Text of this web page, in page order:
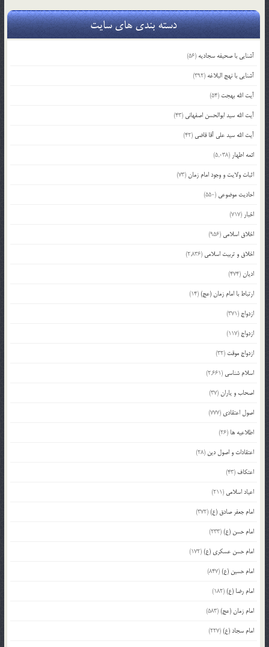
دسته بندی های سایت
آشنایی با صحیفه سجادیه (56)
آشنایی با نهج البلاغه (392)
آیت الله بهجت (54)
آیت الله سید ابوالحسن اصفهانی (43)
آیت الله سید علی آقا قاضی (42)
ائمه اطهار (5,038)
اثبات ولایت و وجود امام زمان(73)
احادیث موضوعی (550)
اخبار (717)
اخلاق اسلامی (956)
اخلاق و تربیت اسلامی (2,836)
ادیان(474)
ارتباط با امام زمان (عج)(14)
ازدواج (371)
ازدواج (117)
ازدواج موقت (32)
اسلام شناسی (2,661)
اصحاب و یاران(37)
اصول اعتقادی (777)
اطلاعیه ها (26)
اعتقادات و اصول دین (28)
اعتکاف (43)
اعیاد اسلامی (211)
امام جعفر صادق (ع)(372)
امام حسن (ع)(233)
امام حسن عسکری (ع)(172)
امام حسین (ع)(847)
امام رضا (ع)(182)
امام زمان (عج)(583)
امام سجاد (ع)(227)